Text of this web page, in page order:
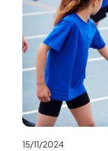
15/11/2024